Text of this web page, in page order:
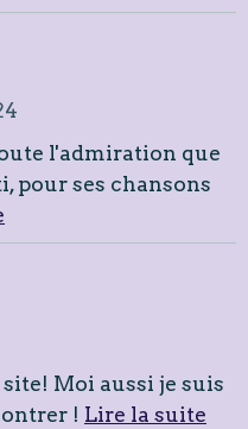
l'admiration que
pour ses chansons
Moi aussi je suis
! Lire la suite